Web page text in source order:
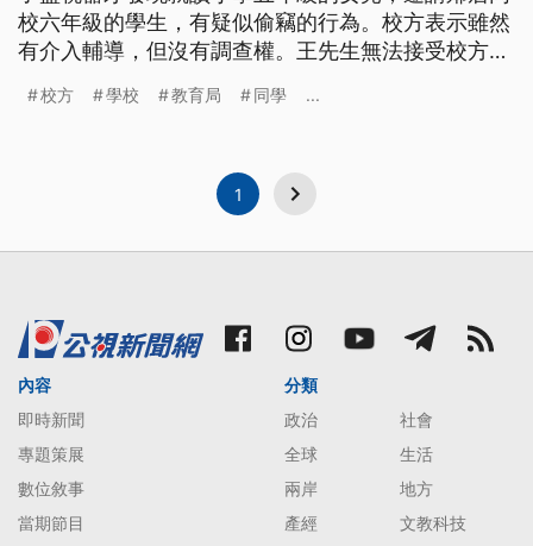
校六年級的學生，有疑似偷竊的行為。校方表示雖然
有介入輔導，但沒有調查權。王先生無法接受校方的
校方 學校 教育局 同學 ...
1
內容
即時新聞
專題策展
數位敘事
當期節目
分類
政治
社會
全球
生活
兩岸
地方
產經
文教科技